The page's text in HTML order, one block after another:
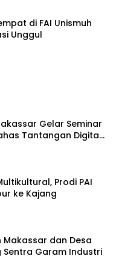
di FAI Unismuh
Unggul
Gelar Seminar
Tantangan Digital
Prodi PAI
ke Kajang
Makassar dan Desa
Sentra Garam Industri